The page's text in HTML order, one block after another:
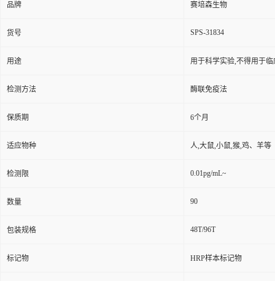
品牌 赛培森生物
货号 SPS-31834
用途 用于科学实验,不得用于临
检测方法 酶联免疫法
保质期 6个月
适应物种 人,大鼠,小鼠,猴,鸡、羊等
检测限 0.01pg/mL~
数量 90
包装规格 48T/96T
标记物 HRP样本标记物